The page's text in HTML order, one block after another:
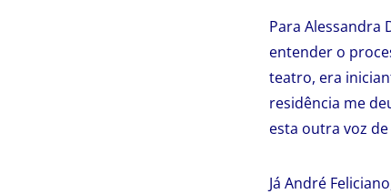
Para Alessandra
entender o
teatro, era
residência me
esta outra voz
Já André